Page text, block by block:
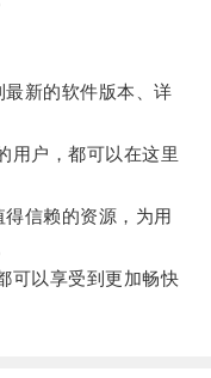
新的软件版本、详
户，都可以在这里
信赖的资源，为用
以享受到更加畅快